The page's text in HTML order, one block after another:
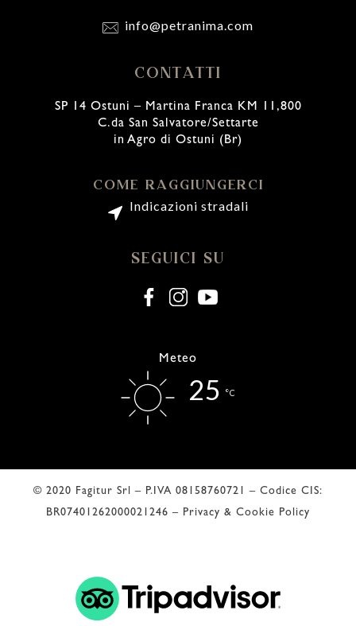
info@petranima.com
CONTATTI
SP 14 Ostuni – Martina Franca KM 11,800
C.da San Salvatore/Settarte
in Agro di Ostuni (Br)
COME RAGGIUNGERCI
Indicazioni stradali
SEGUICI SU
Meteo
25 °C
© 2020 Fagitur Srl – P.IVA 08158760721 – Codice CIS:
BR07401262000021246 – Privacy & Cookie Policy